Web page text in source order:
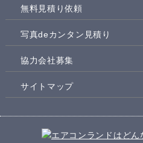
無料見積り依頼
写真deカンタン見積り
協力会社募集
サイトマップ